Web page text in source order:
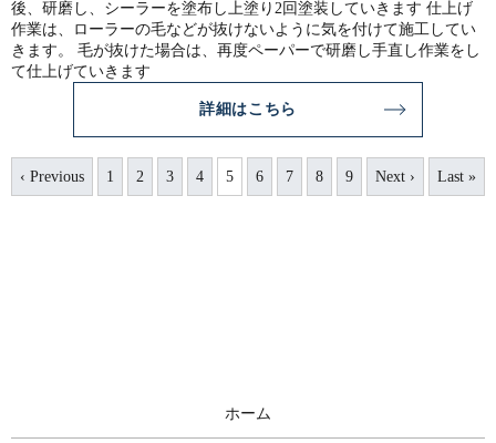
後、研磨し、シーラーを塗布し上塗り2回塗装していきます 仕上げ
作業は、ローラーの毛などが抜けないように気を付けて施工してい
きます。 毛が抜けた場合は、再度ペーパーで研磨し手直し作業をし
て仕上げていきます
詳細はこちら
‹ Previous 1 2 3 4 5 6 7 8 9 Next › Last »
ホーム